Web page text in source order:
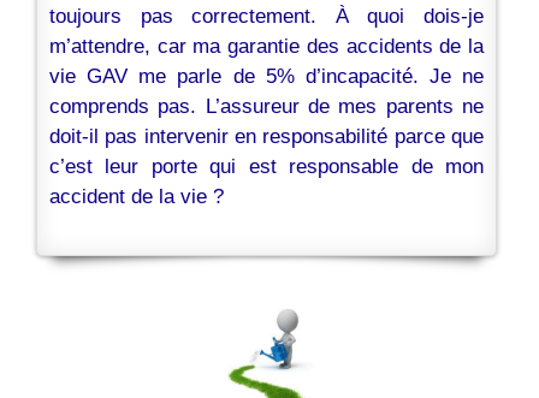
toujours pas correctement. À quoi dois-je
m’attendre, car ma garantie des accidents de la
vie GAV me parle de 5% d’incapacité. Je ne
comprends pas. L’assureur de mes parents ne
doit-il pas intervenir en responsabilité parce que
c’est leur porte qui est responsable de mon
accident de la vie ?